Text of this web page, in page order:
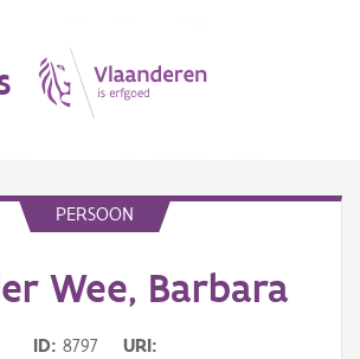
PERSOON
Wee, Barbara
ID 8797
URI